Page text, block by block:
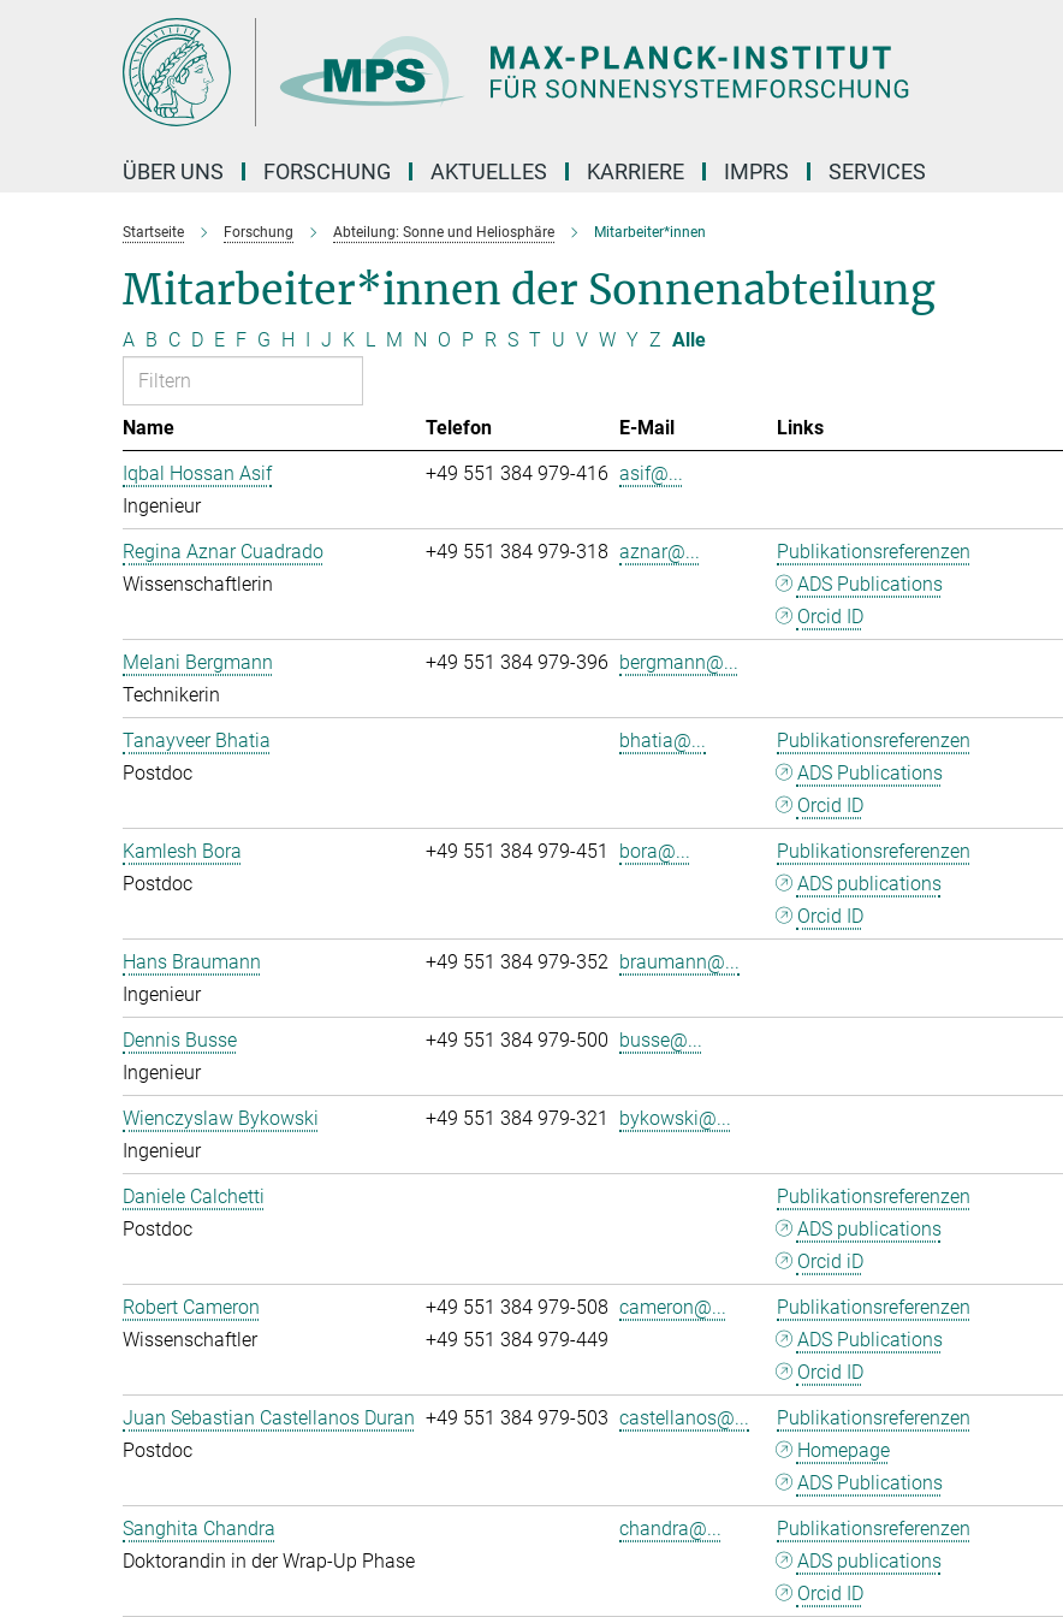
ÜBER UNS FORSCHUNG AKTUELLES KARRIERE IMPRS SERVICES
Startseite Forschung Abteilung: Sonne und Heliosphäre Mitarbeiter*innen
Mitarbeiter*innen der Sonnenabteilung
A B C D E F G H I J K L M N O P R S T U V W Y Z Alle
Name Telefon E-Mail
Links
Iqbal Hossan Asif
Ingenieur
+49 551 384 979-416 asif@...
Regina Aznar Cuadrado
Wissenschaftlerin
+49 551 384 979-318 aznar@...
Publikationsreferenzen
ADS Publications
Orcid ID
Melani Bergmann
Technikerin
+49 551 384 979-396 bergmann@...
Tanayveer Bhatia
Postdoc
bhatia@...
Publikationsreferenzen
ADS Publications
Orcid ID
Kamlesh Bora
Postdoc
+49 551 384 979-451 bora@...
Publikationsreferenzen
ADS publications
Orcid ID
Hans Braumann
Ingenieur
+49 551 384 979-352 braumann@...
Dennis Busse
Ingenieur
+49 551 384 979-500 busse@...
Wienczyslaw Bykowski
Ingenieur
+49 551 384 979-321 bykowski@...
Daniele Calchetti
Postdoc
Publikationsreferenzen
ADS publications
Orcid iD
Robert Cameron
Wissenschaftler
+49 551 384 979-508
+49 551 384 979-449
cameron@...
Publikationsreferenzen
ADS Publications
Orcid ID
Juan Sebastian Castellanos Duran
Postdoc
+49 551 384 979-503 castellanos@...
Publikationsreferenzen
Homepage
ADS Publications
Sanghita Chandra
Doktorandin in der Wrap-Up Phase
chandra@...
Publikationsreferenzen
ADS publications
Orcid ID